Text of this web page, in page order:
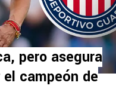
pero asegura
campeón de